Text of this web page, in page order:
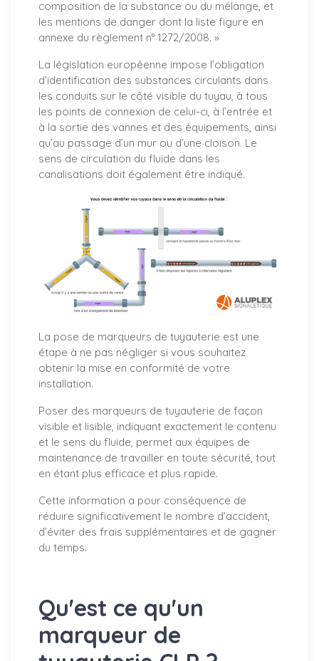
composition de la substance ou du mélange, et
les mentions de danger dont la liste figure en
annexe du règlement n° 1272/2008. »
La législation européenne impose l’obligation
d’identification des substances circulants dans
les conduits sur le côté visible du tuyau, à tous
les points de connexion de celui-ci, à l’entrée et
à la sortie des vannes et des équipements, ainsi
qu’au passage d’un mur ou d’une cloison. Le
sens de circulation du fluide dans les
canalisations doit également être indiqué.
La pose de marqueurs de tuyauterie est une
étape à ne pas négliger si vous souhaitez
obtenir la mise en conformité de votre
installation.
Poser des marqueurs de tuyauterie de façon
visible et lisible, indiquant exactement le contenu
et le sens du fluide, permet aux équipes de
maintenance de travailler en toute sécurité, tout
en étant plus efficace et plus rapide.
Cette information a pour conséquence de
réduire significativement le nombre d’accident,
d’éviter des frais supplémentaires et de gagner
du temps.
Qu'est ce qu'un
marqueur de